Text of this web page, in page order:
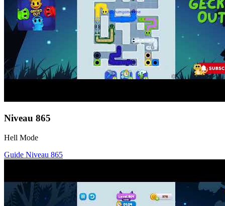
Niveau 865
Hell Mode
Guide Niveau 865